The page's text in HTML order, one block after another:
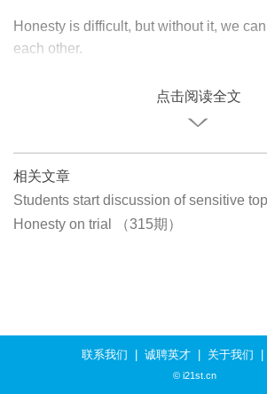
Honesty is difficult, but without it, we
each other.
点击阅读全文
相关文章
Students start discussion of sensitive
Honesty on trial （315期）
联系我们 诚聘英才| 关于我们
© i21st.cn